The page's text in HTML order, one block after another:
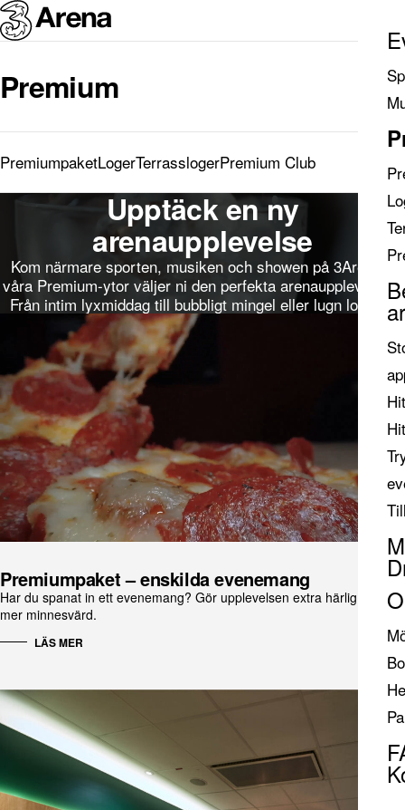
Search
Premium
PremiumpaketLogerTerrasslogerPremium Club
Upptäck en ny
arenaupplevelse
Kom närmare sporten, musiken och showen på 3Arena. I
våra Premium-ytor väljer ni den perfekta arenaupplevelsen.
Från intim lyxmiddag till bubbligt mingel eller lugn lounge!
Premiumpaket – enskilda evenemang
Har du spanat in ett evenemang? Gör upplevelsen extra härlig och
mer minnesvärd.
LÄS MER